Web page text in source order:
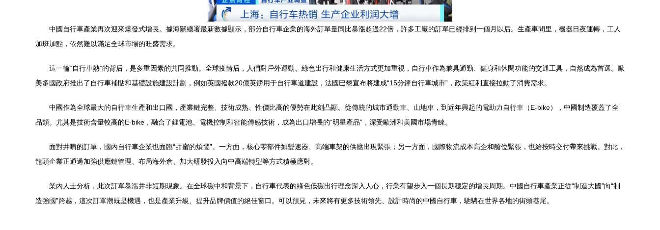
中國自行車產業再次迎來爆發式增長。據海關總署最新數據顯示，部分自行車企業的海外訂單量同比暴漲超過22倍，許多工廠的訂單已經排到一個月以后。生產車間里，機器日夜運轉，工人
加班加點，依然難以滿足全球市場的旺盛需求。
這一輪“自行車熱”的背后，是多重因素的共同推動。全球疫情后，人們對戶外運動、綠色出行和健康生活方式更加重視，自行車作為兼具通勤、健身和休閑功能的交通工具，自然成為首選。歐
美多國政府推出了自行車補貼和基礎設施建設計劃，例如英國撥款20億英鎊用于自行車道建設，法國巴黎宣布將建成“15分鐘自行車城市”，政策紅利直接拉動了消費需求。
中國作為全球最大的自行車生產和出口國，產業鏈完整、技術成熟、性價比高的優勢在此刻凸顯。從傳統的城市通勤車、山地車，到近年興起的電助力自行車（E-bike），中國制造覆蓋了全
品類。尤其是技術含量較高的E-bike，融合了鋰電池、電機控制和智能傳感技術，成為出口增長的“明星產品”，深受歐洲和美國市場青睞。
面對井噴的訂單，國內自行車企業也面臨“甜蜜的煩惱”。一方面，核心零部件如變速器、高端車架的供應出現緊張；另一方面，國際物流成本高企和艙位緊張，也給按時交付帶來挑戰。對此，
龍頭企業正通過加強供應鏈管理、布局海外倉、加大研發投入向中高端轉型等方式積極應對。
業內人士分析，此次訂單暴漲并非短期現象。在全球碳中和背景下，自行車代表的綠色低碳出行理念深入人心，行業有望步入一個長期穩定的增長周期。中國自行車產業正從“制造大國”向“制
造強國”跨越，這次訂單潮既是機遇，也是產業升級、提升品牌價值的絕佳窗口。可以預見，未來將有更多技術領先、設計時尚的中國自行車，馳騁在世界各地的街頭巷尾。